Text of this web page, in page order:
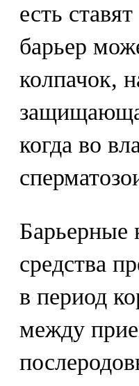
есть
барьер
колпачок,
когда во
Барьерные
средства
в период
между